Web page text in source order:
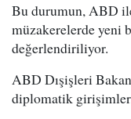
Bu durumun, ABD
müzakerelerde yeni
değerlendiriliyor.
ABD Dışişleri
diplomatik